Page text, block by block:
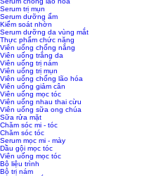
Serum trị mụn
Serum dưỡng ẩm
Kiểm soát nhờn
Serum dưỡng da vùng mắt
Thực phẩm chức năng
Viên uống chống nắng
Viên uống trắng da
Viên uống trị nám
Viên uống trị mụn
Viên uống chống lão hóa
Viên uống giảm cân
Viên uống mọc tóc
Viên uống nhau thai cừu
Viên uống sữa ong chúa
Sữa rửa mặt
Chăm sóc mi - tóc
Chăm sóc tóc
Serum mọc mi - mày
Dầu gội mọc tóc
Viên uống mọc tóc
Bộ liệu trình
Bộ trị nám